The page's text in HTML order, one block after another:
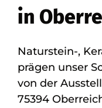
in
Naturstein-,
prägen unser
von der
75394